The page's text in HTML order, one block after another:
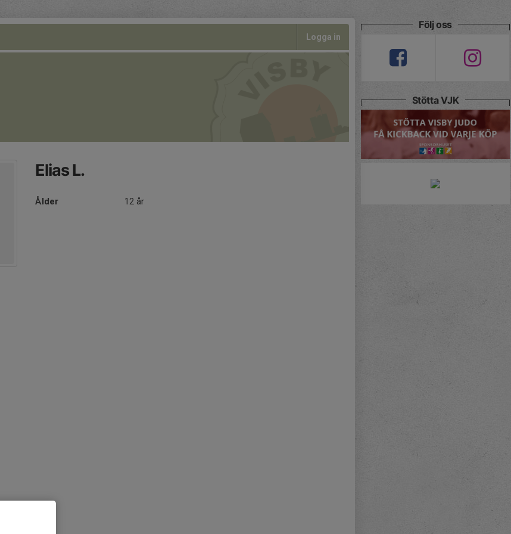
Logga in
Elias L.
Ålder 12 år
Följ oss
Stötta VJK